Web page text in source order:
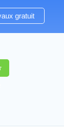
gratuit